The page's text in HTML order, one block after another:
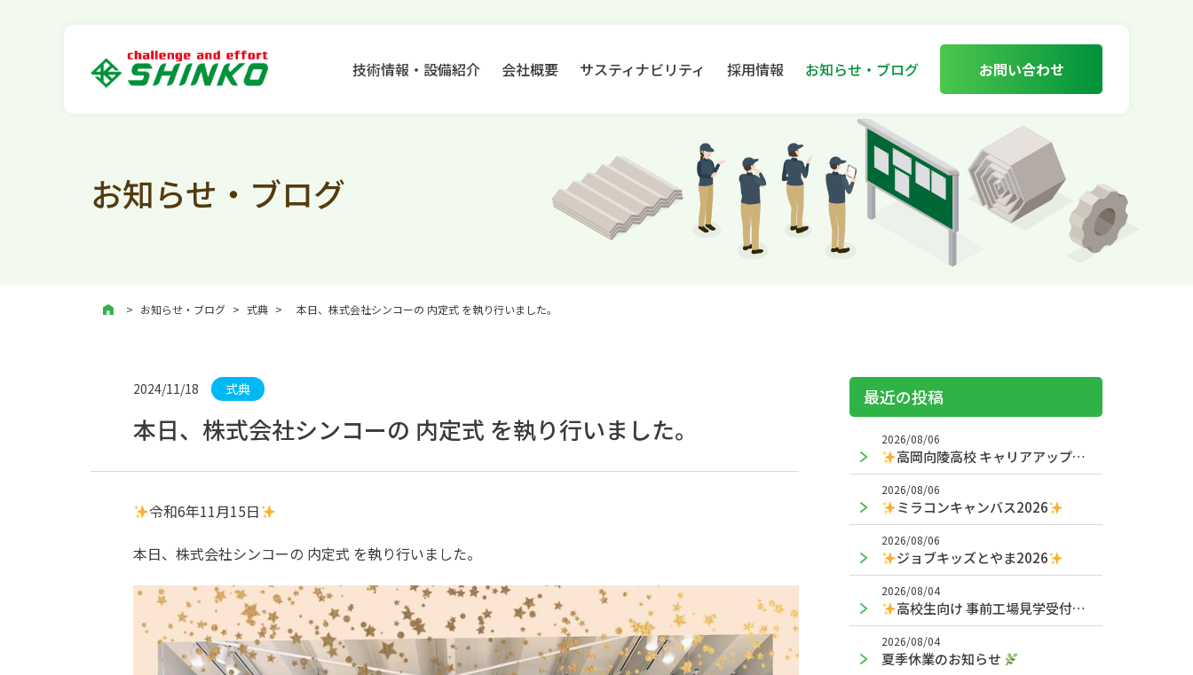
技術情報・設備紹介 会社概要 サスティナビリティ 採用情報 お知らせ・ブログ お問い合わせ
お知らせ・ブログ
お知らせ・ブログ > 式典 > 本日、株式会社シンコーの 内定式 を執り行いました。
2024/11/18 式典
本日、株式会社シンコーの 内定式 を執り行いました。
令和6年11月15日
本日、株式会社シンコーの 内定式 を執り行いました。
最近の投稿
高岡向陵高校 キャリアアップ授業
2026/08/06
ミラコンキャンバス2026
2026/08/06
ジョブキッズとやま2026
2026/08/06
高校生向け 事前工場見学受付中！
2026/08/04
夏季休業のお知らせ
2026/08/04